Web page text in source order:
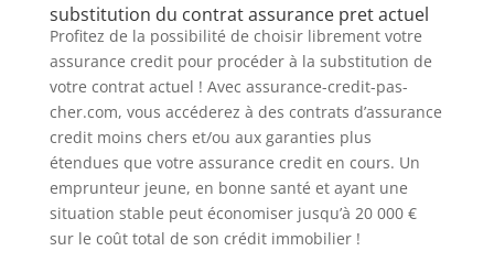
substitution du contrat assurance pret actuel
Profitez de la possibilité de choisir librement votre
assurance credit pour procéder à la substitution de
votre contrat actuel ! Avec assurance-credit-pas-
cher.com, vous accéderez à des contrats d’assurance
credit moins chers et/ou aux garanties plus
étendues que votre assurance credit en cours. Un
emprunteur jeune, en bonne santé et ayant une
situation stable peut économiser jusqu’à 20 000 €
sur le coût total de son crédit immobilier !